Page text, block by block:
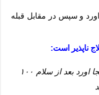
و سپس در مقابل قبله
ناپذیر است:
دو رکعت نماز در کنار بستر او بجا اورد بعد از سلام ۱۰۰